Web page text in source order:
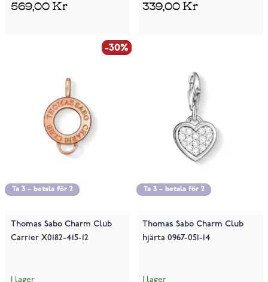
569,00 Kr 339,00 Kr
Ta 3 – betala för 2
-30%
Ta 3 – betala för 2
-30%
Thomas Sabo Charm Club
Carrier X0182-415-12
I lager
Ta 3 – betala för 2
Ta 3 – betala för 2
Thomas Sabo Charm Club
hjärta 0967-051-14
I lager